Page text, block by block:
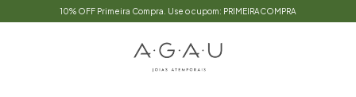
10% OFF Primeira Compra. Use o cupom: PRIMEIRACOMPRA